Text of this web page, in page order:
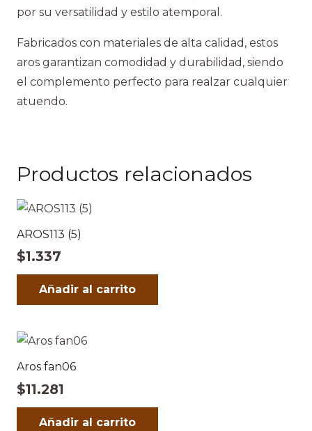
por su versatilidad y estilo atemporal.
Fabricados con materiales de alta calidad, estos
aros garantizan comodidad y durabilidad, siendo
el complemento perfecto para realzar cualquier
atuendo.
Productos relacionados
AROS113 (5)
$1.337
Añadir al carrito
Aros fan06
$11.281
Añadir al carrito